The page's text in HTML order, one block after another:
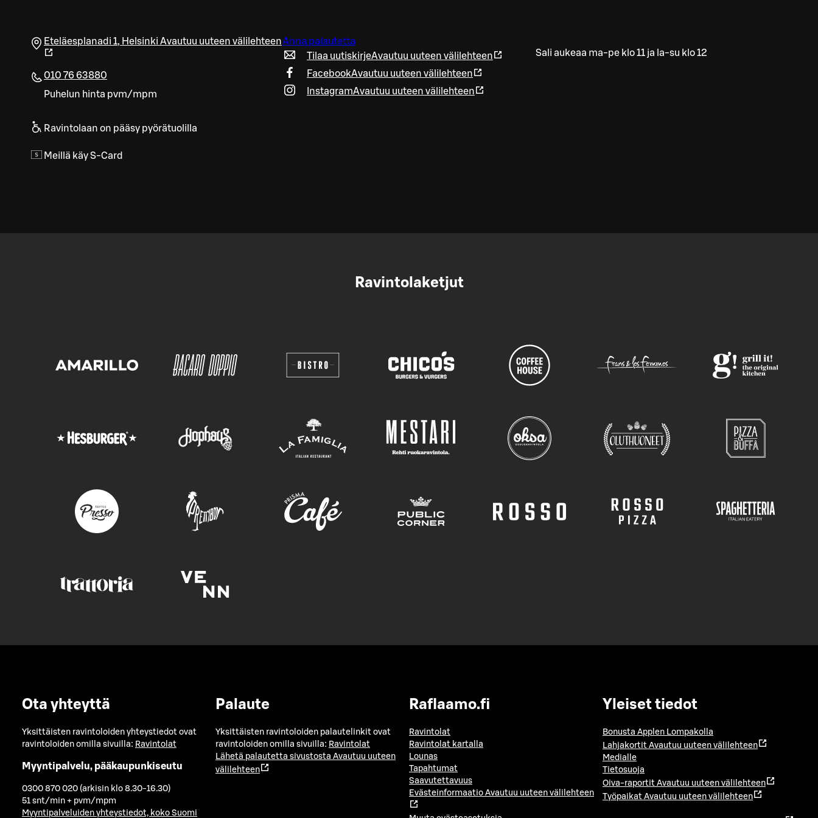
Eteläesplanadi 1, Helsinki Avautuu uuteen välilehteen
010 76 63880
Puhelun hinta pvm/mpm
Ravintolaan on pääsy pyörätuolilla
Meillä käy S-Card
Anna palautetta
Tilaa uutiskirjeAvautuu uuteen välilehteen
FacebookAvautuu uuteen välilehteen
InstagramAvautuu uuteen välilehteen
Sali aukeaa ma-pe klo 11 ja la-su klo 12
Ravintolaketjut
Ota yhteyttä
Yksittäisten ravintoloiden yhteystiedot ovat
ravintoloiden omilla sivuilla: Ravintolat
Myyntipalvelu, pääkaupunkiseutu
0300 870 020 (arkisin klo 8.30-16.30)
51 snt/min + pvm/mpm
Myyntipalveluiden yhteystiedot, koko Suomi
Palaute
Yksittäisten ravintoloiden palautelinkit ovat
ravintoloiden omilla sivuilla: Ravintolat
Lähetä palautetta sivustosta Avautuu uuteen
välilehteen
Raflaamo.fi
Ravintolat
Ravintolat kartalla
Lounas
Tapahtumat
Saavutettavuus
Evästeinformaatio Avautuu uuteen välilehteen
Yleiset tiedot
Bonusta Applen Lompakolla
Lahjakortit Avautuu uuteen välilehteen
Medialle
Tietosuoja
Oiva-raportit Avautuu uuteen välilehteen
Työpaikat Avautuu uuteen välilehteen